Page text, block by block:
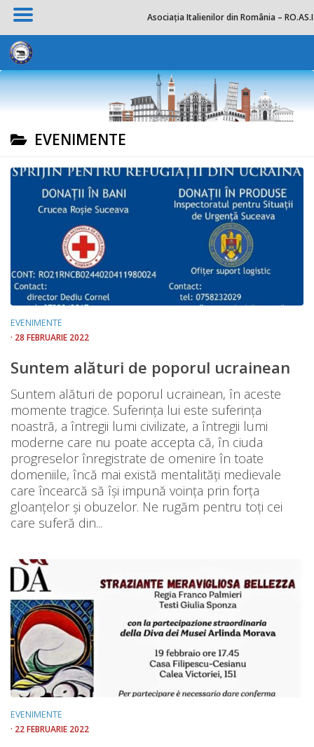
Skip to content
EVENIMENTE
EVENIMENTE
· 28 FEBRUARIE 2022
Suntem alături de poporul ucrainean
Suntem alături de poporul ucrainean, în aceste
momente tragice. Suferința lui este suferința
noastră, a întregii lumi civilizate, a întregii lumi
moderne care nu poate accepta că, în ciuda
progreselor înregistrate de omenire în toate
domeniile, încă mai există mentalități medievale
care încearcă să își impună voința prin forța
gloanțelor și obuzelor. Ne rugăm pentru toți cei
care suferă din...
EVENIMENTE
· 22 FEBRUARIE 2022
Asociația Italienilor din România –